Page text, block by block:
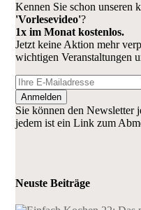
Kennen Sie schon unseren
'Vorlesevideo'?
1x im Monat kostenlos.
Jetzt keine Aktion mehr
wichtigen Veranstaltungen
Anmelden
Sie können den Newsletter
jedem ist ein Link zum
Neuste Beiträge